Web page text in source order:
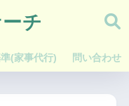
チ
(家事代行) 問い合わせ